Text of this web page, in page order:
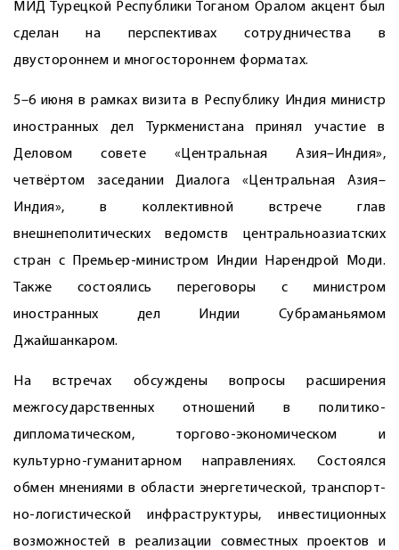
МИД Турецкой Республики Тоганом Оралом акцент был
сделан на перспективах сотрудничества в
двустороннем и многостороннем форматах.
5–6 июня в рамках визита в Республику Индия министр
иностранных дел Туркменистана принял участие в
Деловом совете «Цент­ральная Азия–Индия»,
четвёртом заседании Диалога «Центральная Азия–
Индия», в коллективной встрече глав
внешнеполитических ведомств центральноазиатских
стран с Премьер-министром Индии Нарендрой Моди.
Также состоялись переговоры с министром
иностранных дел Индии Субраманьямом
Джайшанкаром.
На встречах обсуждены вопросы расширения
межгосударственных отношений в политико-
дипломатическом, торгово-экономическом и
культурно-гуманитарном направлениях. Состоялся
обмен мнениями в области энергетической, транспорт­
но-логистической инфраструктуры, инвестиционных
возможностей в реализации совместных проектов и